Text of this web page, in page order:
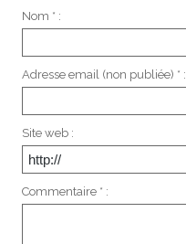
Nom * :
Adresse email (non publiée) * :
Site web :
Commentaire * :